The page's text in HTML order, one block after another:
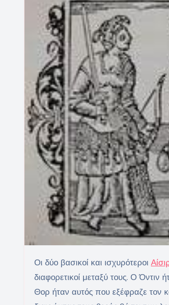
Οι δύο βασικοί και ισχυρότεροι
διαφορετικοί μεταξύ τους. Ο
Θορ ήταν αυτός που εξέφραζε τον